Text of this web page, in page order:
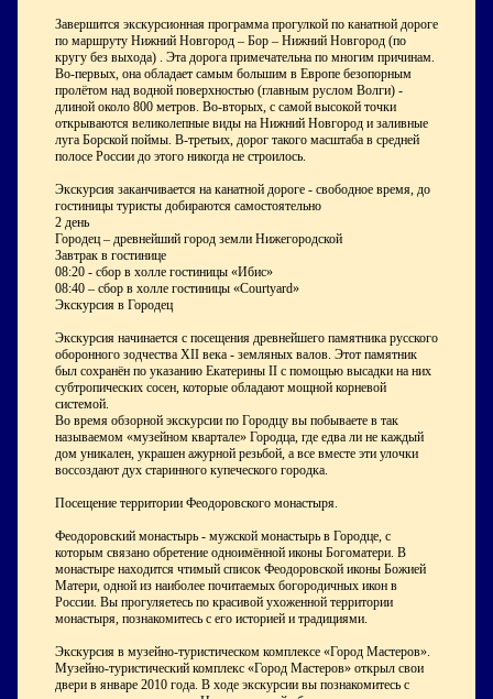
Завершится экскурсионная программа прогулкой по канатной дороге
по маршруту Нижний Новгород – Бор – Нижний Новгород (по
кругу без выхода) . Эта дорога примечательна по многим причинам.
Во-первых, она обладает самым большим в Европе безопорным
пролётом над водной поверхностью (главным руслом Волги) -
длиной около 800 метров. Во-вторых, с самой высокой точки
открываются великолепные виды на Нижний Новгород и заливные
луга Борской поймы. В-третьих, дорог такого масштаба в средней
полосе России до этого никогда не строилось.
Экскурсия заканчивается на канатной дороге - свободное время, до
гостиницы туристы добираются самостоятельно
2 день
Городец – древнейший город земли Нижегородской
Завтрак в гостинице
08:20 - сбор в холле гостиницы «Ибис»
08:40 – сбор в холле гостиницы «Courtyard»
Экскурсия в Городец
Экскурсия начинается с посещения древнейшего памятника русского
оборонного зодчества XII века - земляных валов. Этот памятник
был сохранён по указанию Екатерины II с помощью высадки на них
субтропических сосен, которые обладают мощной корневой
системой.
Во время обзорной экскурсии по Городцу вы побываете в так
называемом «музейном квартале» Городца, где едва ли не каждый
дом уникален, украшен ажурной резьбой, а все вместе эти улочки
воссоздают дух старинного купеческого городка.
Посещение территории Феодоровского монастыря.
Феодоровский монастырь - мужской монастырь в Городце, с
которым связано обретение одноимённой иконы Богоматери. В
монастыре находится чтимый список Феодоровской иконы Божией
Матери, одной из наиболее почитаемых богородичных икон в
России. Вы прогуляетесь по красивой ухоженной территории
монастыря, познакомитесь с его историей и традициями.
Экскурсия в музейно-туристическом комплексе «Город Мастеров».
Музейно-туристический комплекс «Город Мастеров» открыл свои
двери в январе 2010 года. В ходе экскурсии вы познакомитесь с